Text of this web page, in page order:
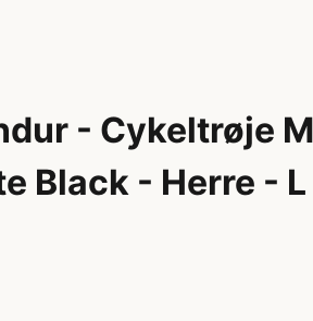
- Cykeltrøje
Black - Herre - L